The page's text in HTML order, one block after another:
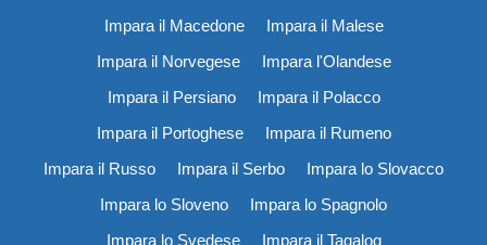
Impara il Macedone
Impara il Malese
Impara il Norvegese
Impara l'Olandese
Impara il Persiano
Impara il Polacco
Impara il Portoghese
Impara il Rumeno
Impara il Russo
Impara il Serbo
Impara lo Slovacco
Impara lo Sloveno
Impara lo Spagnolo
Impara lo Svedese
Impara il Tagalog